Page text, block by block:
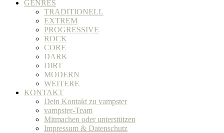
GENRES
TRADITIONELL
EXTREM
PROGRESSIVE
ROCK
CORE
DARK
DIRT
MODERN
WEITERE
KONTAKT
Dein Kontakt zu vampster
vampster-Team
Mitmachen oder unterstützen
Impressum & Datenschutz